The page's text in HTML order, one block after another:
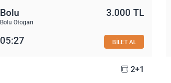
Bolu
Bolu Otogarı
3.000 TL
05:27 BİLET AL
2+1